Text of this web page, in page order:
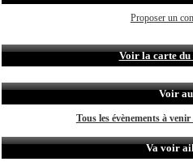
Proposer un
Voir la carte du
Voir
Tous les évènements à
Va voir